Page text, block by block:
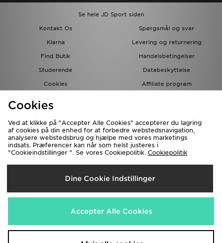
Se hele JD Sport siden
Kontakt Os
Spørgsmål og svar
Klarna
Levering og returnering
Find Butik
Handelsbetingelser
Studerende
Databeskyttelse
Cookies
Affiliate program
Forsendelse Til
Danmark
Vi accepterer de følgende betalingsmetoder
Besøg vores samarbejdspartneres websites
Cookies
Ved at klikke på "Accepter Alle Cookies" accepterer du lagring
af cookies på din enhed for at forbedre webstedsnavigation,
analysere webstedsbrug og hjælpe med vores marketings
indsats. Præferencer kan når som helst justeres i
"Cookieindstillinger ". Se vores Cookiepolitik. Cookiepolitik
Dine Cookie Indstillinger
Accepter Alle Cookies